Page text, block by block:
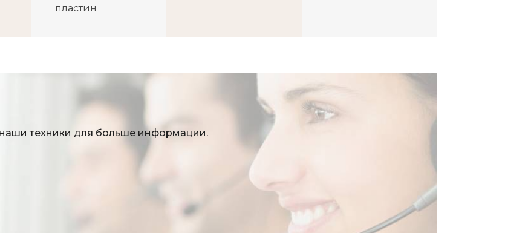
пластин
техники для больше информации.